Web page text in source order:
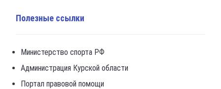
Полезные ссылки
Министерство спорта РФ
Администрация Курской области
Портал правовой помощи